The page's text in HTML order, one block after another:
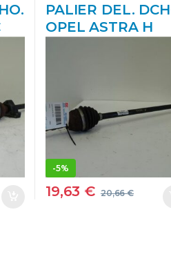
PALIER DEL.
OPEL ASTRA H
DERECHO
TRASMISION
-5%
19,63 € 20,66€